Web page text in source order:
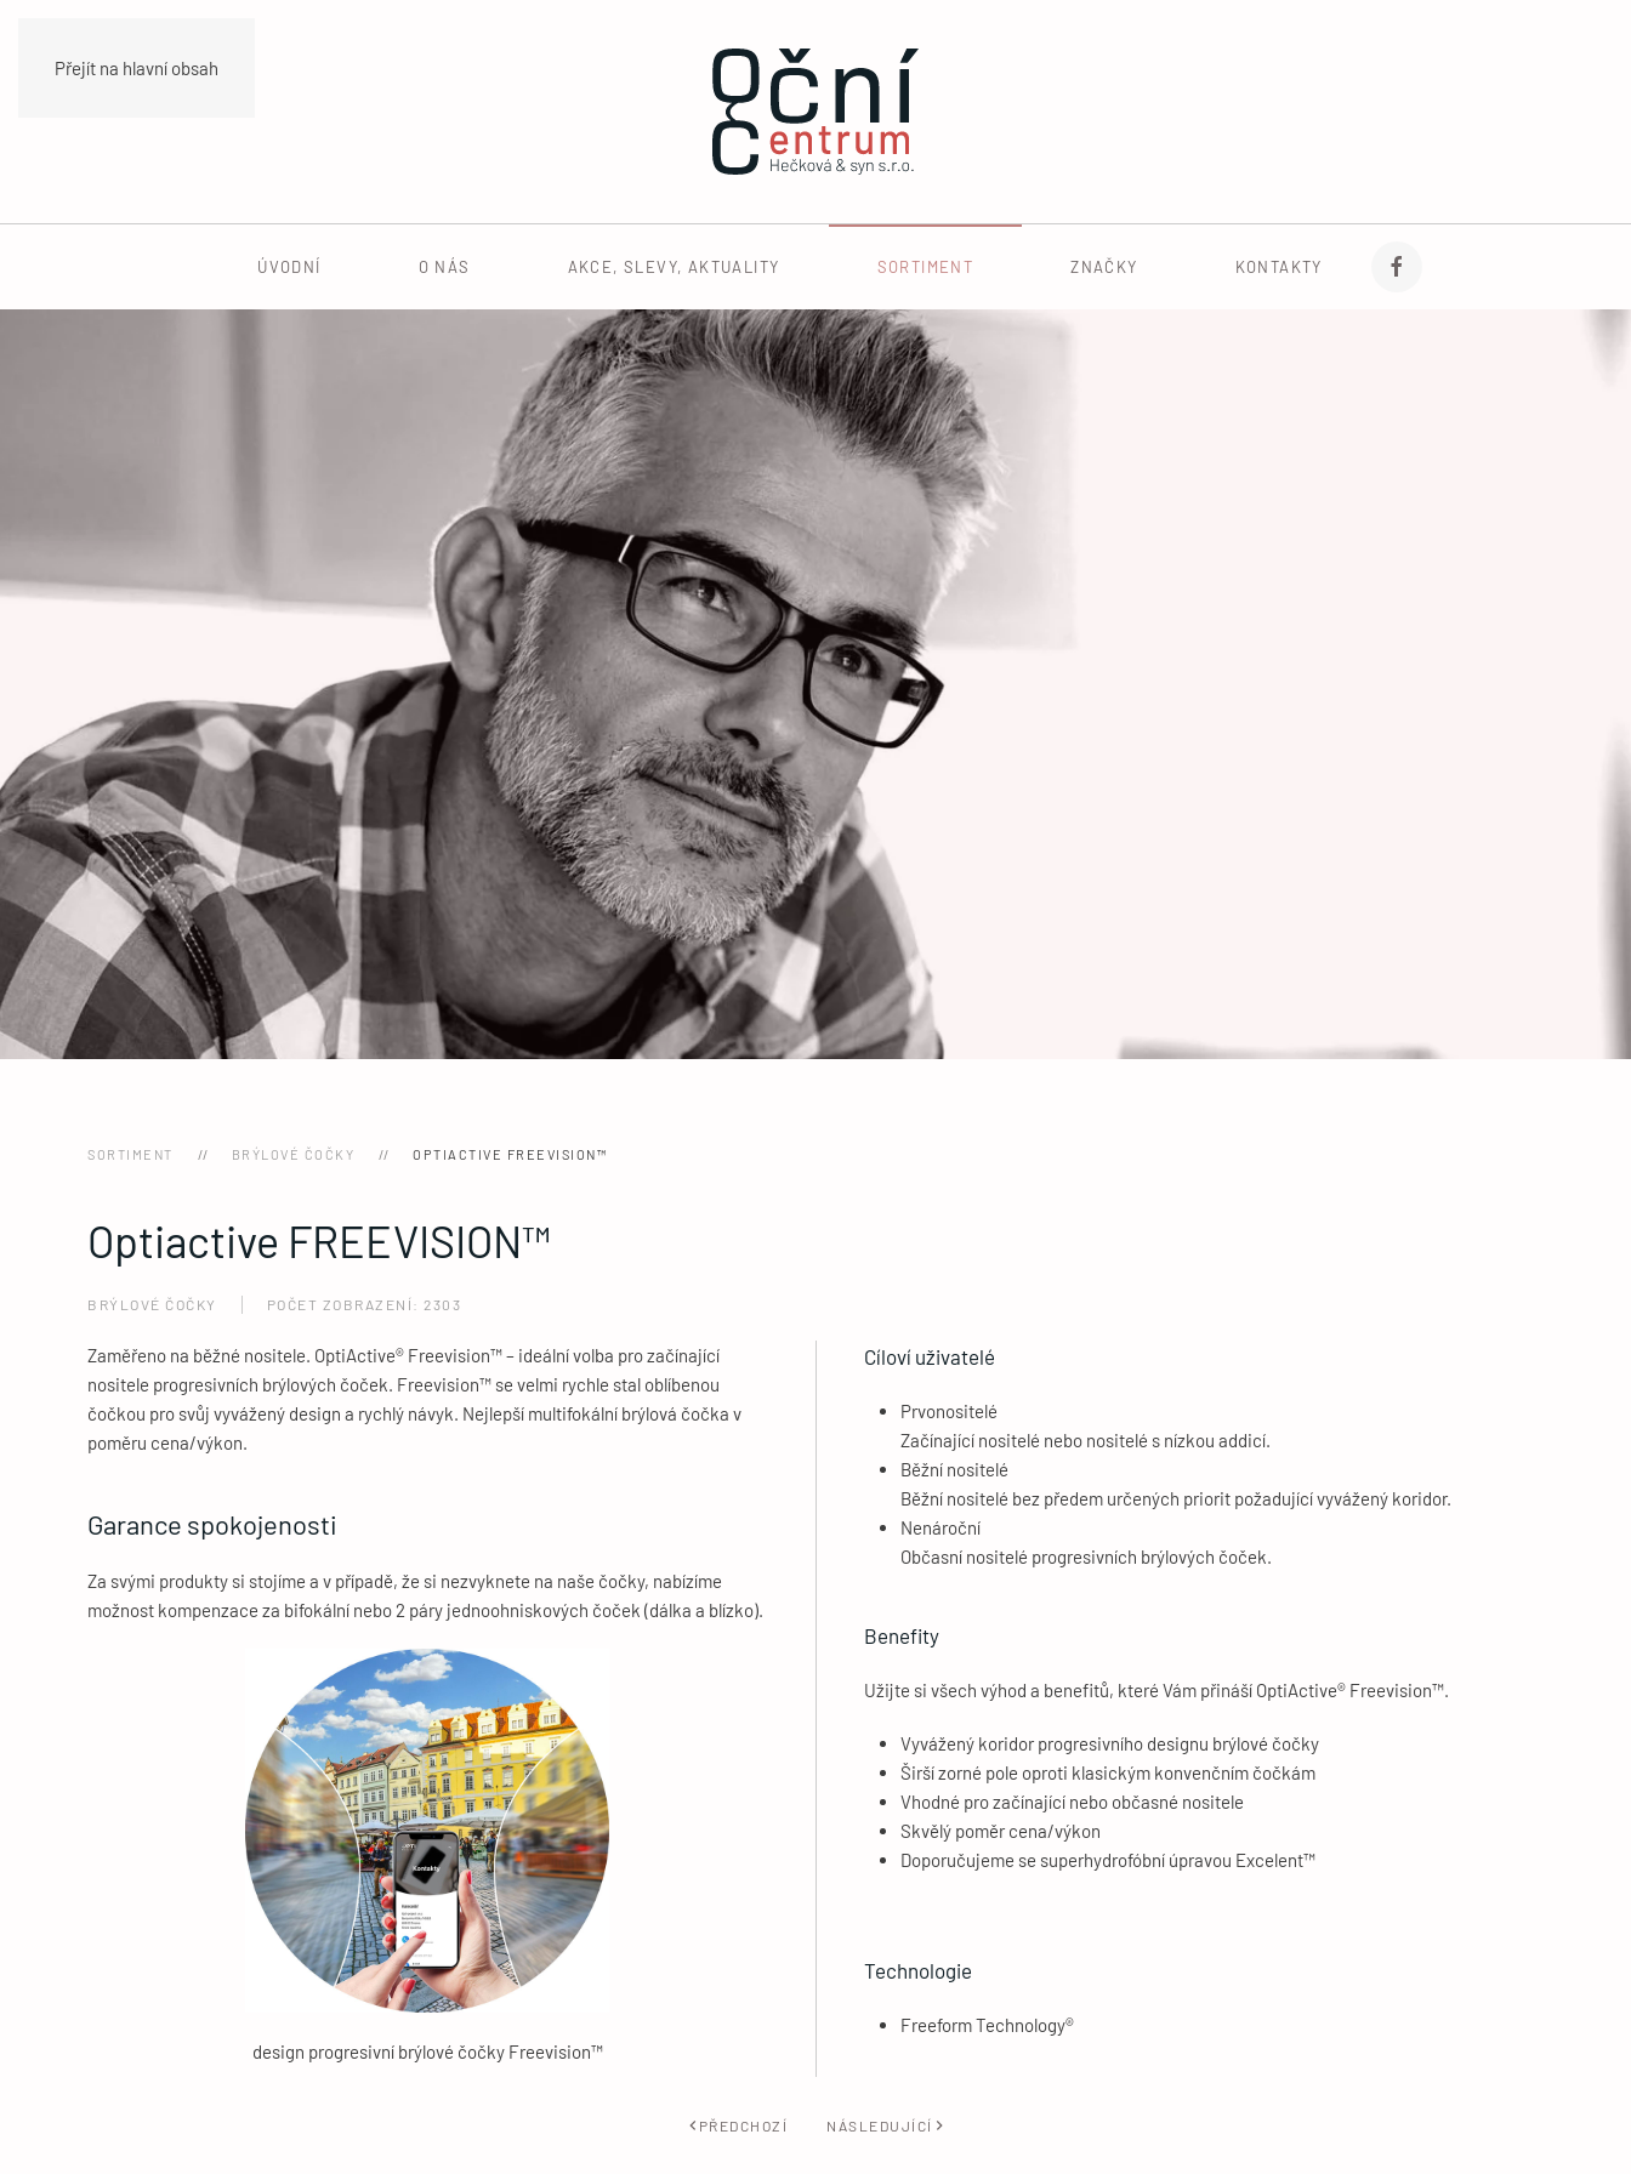
Přejít na hlavní obsah
ÚVODNÍ O NÁS AKCE, SLEVY, AKTUALITY SORTIMENT ZNAČKY KONTAKTY
SORTIMENT BRÝLOVÉ ČOČKY OPTIACTIVE FREEVISION™
Optiactive FREEVISION™
BRÝLOVÉ ČOČKY POČET ZOBRAZENÍ: 2303
Zaměřeno na běžné nositele. OptiActive® Freevision™ – ideální volba pro začínající
nositele progresivních brýlových čoček. Freevision™ se velmi rychle stal oblíbenou
čočkou pro svůj vyvážený design a rychlý návyk. Nejlepší multifokální brýlová čočka v
poměru cena/výkon.
Garance spokojenosti
Za svými produkty si stojíme a v případě, že si nezvyknete na naše čočky, nabízíme
možnost kompenzace za bifokální nebo 2 páry jednoohniskových čoček (dálka a blízko).
design progresivní brýlové čočky Freevision™
Cíloví uživatelé
Prvonositelé
Začínající nositelé nebo nositelé s nízkou addicí.
Běžní nositelé
Běžní nositelé bez předem určených priorit požadující vyvážený koridor.
Nenároční
Občasní nositelé progresivních brýlových čoček.
Benefity
Užijte si všech výhod a benefitů, které Vám přináší OptiActive® Freevision™.
Vyvážený koridor progresivního designu brýlové čočky
Širší zorné pole oproti klasickým konvenčním čočkám
Vhodné pro začínající nebo občasné nositele
Skvělý poměr cena/výkon
Doporučujeme se superhydrofóbní úpravou Excelent™
Technologie
Freeform Technology®
PŘEDCHOZÍ NÁSLEDUJÍCÍ